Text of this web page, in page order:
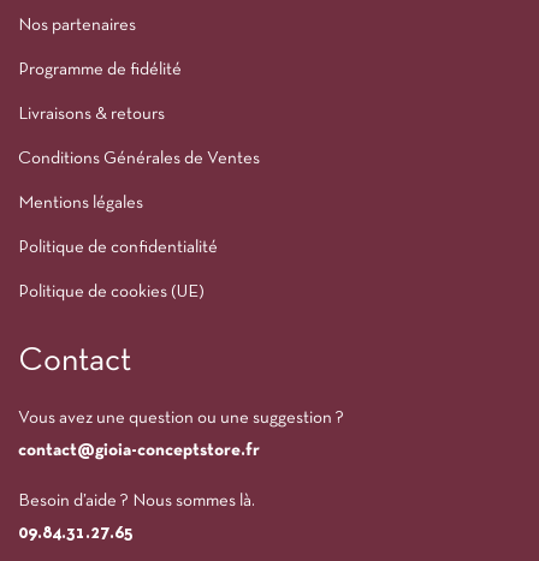
Nos partenaires
Programme de fidélité
Livraisons & retours
Conditions Générales de Ventes
Mentions légales
Politique de confidentialité
Politique de cookies (UE)
Contact
Vous avez une question ou une suggestion ?
contact@gioia-conceptstore.fr
Besoin d’aide ? Nous sommes là.
09.84.31.27.65